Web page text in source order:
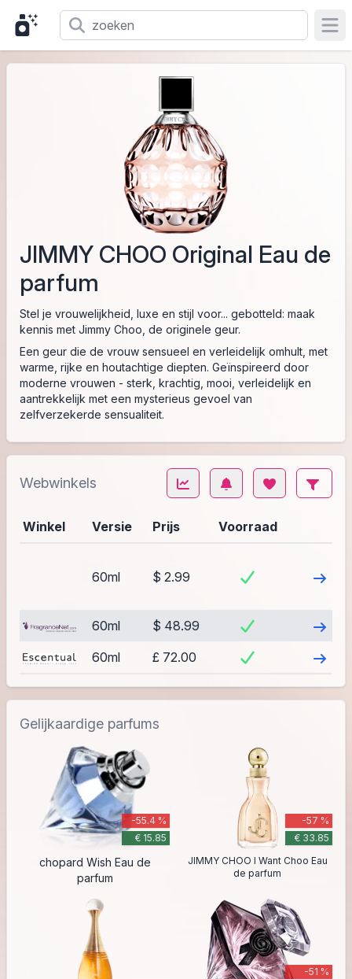
JIMMY CHOO Original Eau de
parfum
Stel je vrouwelijkheid, luxe en stijl voor... gebotteld: maak
kennis met Jimmy Choo, de originele geur.
Een geur die de vrouw sensueel en verleidelijk omhult, met
warme, rijke en houtachtige diepten. Geïnspireerd door
moderne vrouwen - sterk, krachtig, mooi, verleidelijk en
aantrekkelijk met een mysterieus gevoel van
zelfverzekerde sensualiteit.
Webwinkels
Winkel Versie Prijs Voorraad
60ml $ 2.99
60ml $ 48.99
60ml £ 72.00
Gelijkaardige parfums
-55.4 %
€ 15.85
chopard Wish Eau de
parfum
-57 %
€ 33.85
JIMMY CHOO I Want Choo Eau
de parfum
-51 %